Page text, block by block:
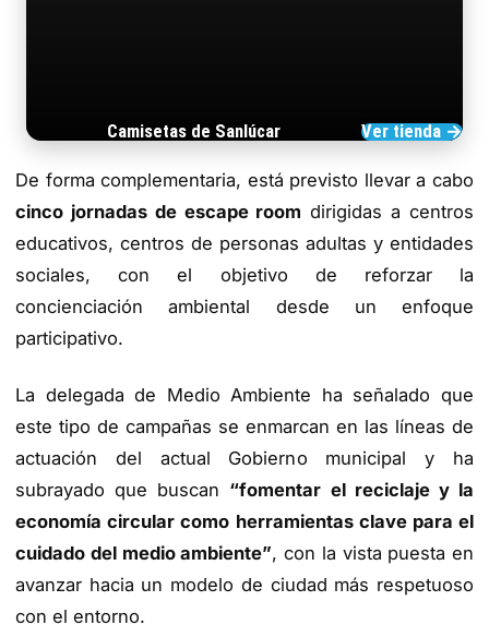
Camisetas de Sanlúcar Ver tienda →
De forma complementaria, está previsto llevar a cabo
cinco jornadas de escape room dirigidas a centros
educativos, centros de personas adultas y entidades
sociales, con el objetivo de reforzar la
concienciación ambiental desde un enfoque
participativo.
La delegada de Medio Ambiente ha señalado que
este tipo de campañas se enmarcan en las líneas de
actuación del actual Gobierno municipal y ha
subrayado que buscan “fomentar el reciclaje y la
economía circular como herramientas clave para el
cuidado del medio ambiente”, con la vista puesta en
avanzar hacia un modelo de ciudad más respetuoso
con el entorno.